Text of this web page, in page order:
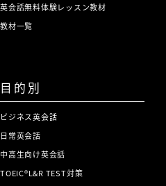
英会話無料体験レッスン教材
教材一覧
目的別
ビジネス英会話
日常英会話
中高生向け英会話
TOEIC®L&R TEST対策